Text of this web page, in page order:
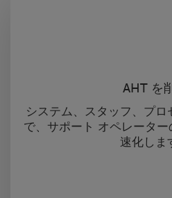
AHT を
システム、スタッフ、プロ
で、サポート オペレータ
速化しま